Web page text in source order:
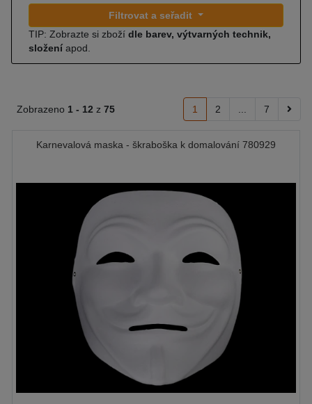
Filtrovat a seřadit
TIP: Zobrazte si zboží dle barev, výtvarných technik,
složení apod.
Zobrazeno 1 - 12 z 75 1 2 7
Karnevalová maska - škraboška k domalování 780929